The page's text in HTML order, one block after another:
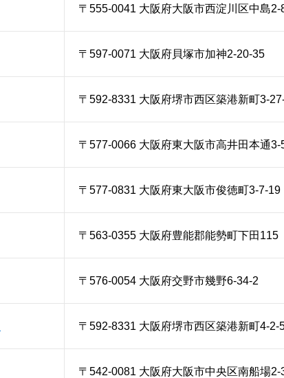
〒555-0041 大阪府大阪市西淀川区中島2-
〒597-0071 大阪府貝塚市加神2-20-35
〒592-8331 大阪府堺市西区築港新町3-
〒577-0066 大阪府東大阪市高井田本通3-
〒577-0831 大阪府東大阪市俊徳町3-7-19
〒563-0355 大阪府豊能郡能勢町下田115
〒576-0054 大阪府交野市幾野6-34-2
〒592-8331 大阪府堺市西区築港新町4-2-
〒542-0081 大阪府大阪市中央区南船場2-